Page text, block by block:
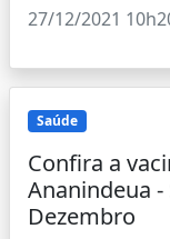
27/12/2021
Saúde
Confira a
Ananindeua -
Dezembro